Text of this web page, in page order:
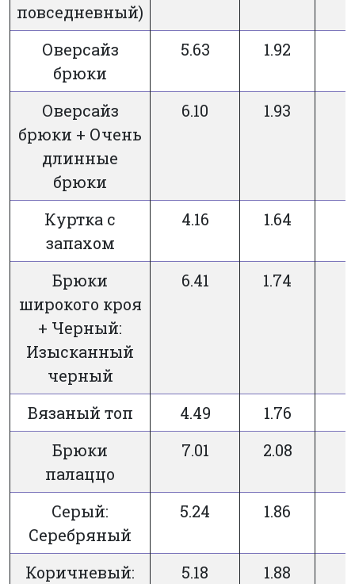
повседневный)
Оверсайз
брюки
5.63 1.92
Оверсайз
брюки + Очень
длинные
брюки
6.10 1.93
Куртка с
запахом
4.16 1.64
Брюки
широкого кроя
+ Черный:
Изысканный
черный
6.41 1.74
Вязаный топ 4.49
1.76
Брюки
палаццо
7.01 2.08
Серый:
Серебряный
5.24 1.86
Коричневый:
5.18 1.88